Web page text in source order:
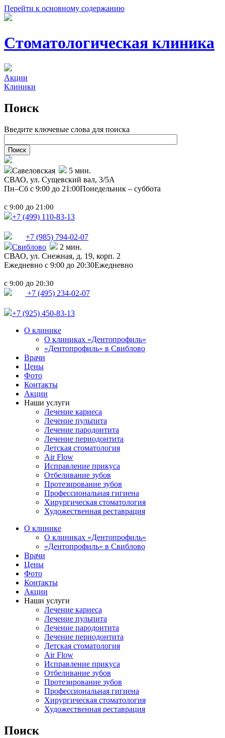
Перейти к основному содержанию
Стоматологическая клиника
Акции
Клиники
Поиск
Введите ключевые слова для поиска
Савеловская
5 мин.
СВАО, ул. Сущевский вал, 3/5А
Пн–Сб с 9:00 до 21:00Понедельник – суббота
с 9:00 до 21:00
+7 (499) 110-83-13
+7 (985) 794-02-07
Свиблово
2 мин.
СВАО, ул. Снежная, д. 19, корп. 2
Ежедневно с 9:00 до 20:30Ежедневно
с 9:00 до 20:30
+7 (495) 234-02-07
+7 (925) 450-83-13
О клинике
О клиниках «Дентопрофиль»
«Дентопрофиль» в Свиблово
Врачи
Цены
Фото
Контакты
Акции
Наши услуги
Лечение кариеса
Лечение пульпита
Лечение пародонтита
Лечение периодонтита
Детская стоматология
Air Flow
Исправление прикуса
Отбеливание зубов
Протезирование зубов
Профессиональная гигиена
Хирургическая стоматология
Художественная реставрация
О клинике
О клиниках «Дентопрофиль»
«Дентопрофиль» в Свиблово
Врачи
Цены
Фото
Контакты
Акции
Наши услуги
Лечение кариеса
Лечение пульпита
Лечение пародонтита
Лечение периодонтита
Детская стоматология
Air Flow
Исправление прикуса
Отбеливание зубов
Протезирование зубов
Профессиональная гигиена
Хирургическая стоматология
Художественная реставрация
Поиск